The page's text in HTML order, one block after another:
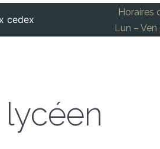
cedex
Horaires
Lun –
lycéen